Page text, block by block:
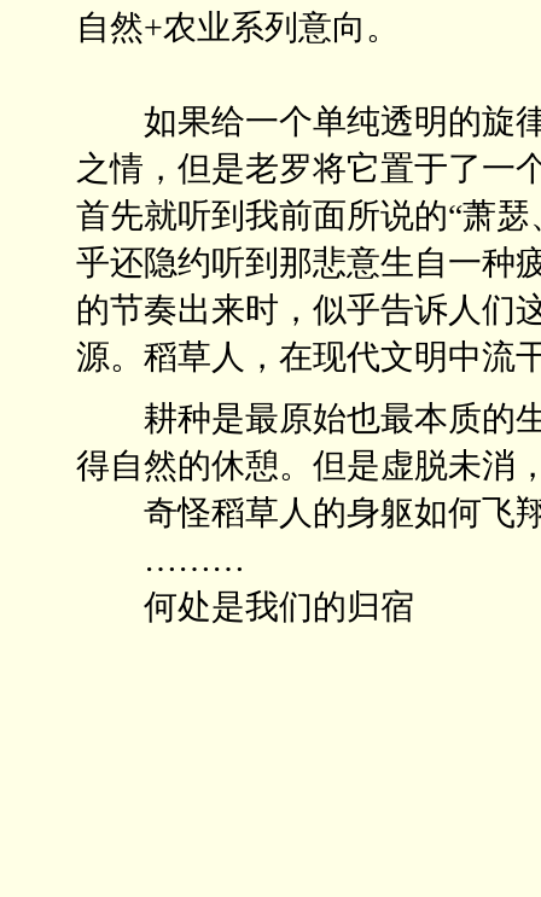
自然+农业系列意向。
如果给一个单纯透明的旋律
之情，但是老罗将它置于了一
首先就听到我前面所说的“萧
乎还隐约听到那悲意生自一
的节奏出来时，似乎告诉人们
源。稻草人，在现代文明中流
耕种是最原始也最本质的生
得自然的休憩。但是虚脱未消
奇怪稻草人的身躯如何飞
………
何处是我们的归宿